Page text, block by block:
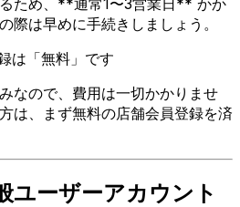
際は早めに手続きしましょう。
は「無料」です
なので、費用は一切かかりませ
は、まず無料の店舗会員登録を済
ユーザーアカウント